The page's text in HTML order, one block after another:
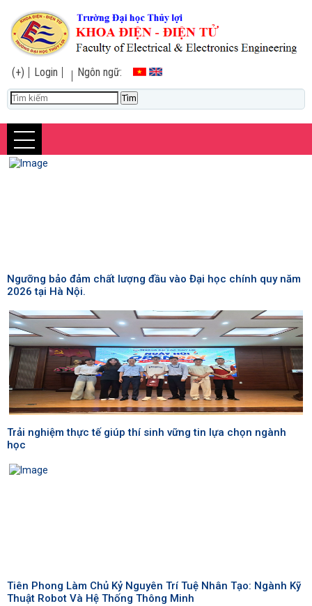
(+) Login Ngôn ngữ:
Ngưỡng bảo đảm chất lượng đầu vào Đại học chính quy năm
2026 tại Hà Nội.
Trải nghiệm thực tế giúp thí sinh vững tin lựa chọn ngành
học
Tiên Phong Làm Chủ Kỷ Nguyên Trí Tuệ Nhân Tạo: Ngành Kỹ
Thuật Robot Và Hệ Thống Thông Minh